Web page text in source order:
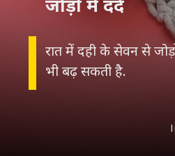
रात में दही के सेवन से
भी बढ़ सकती है.
जोड़ों में दर्द